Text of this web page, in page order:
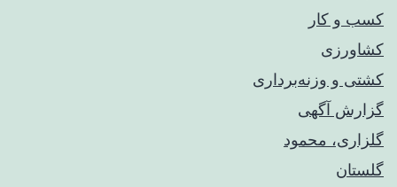
کسب و کار
کشاورزی
کشتی و وزنه‌برداری
گزارش آگهی
گلزاری، محمود
گلستان